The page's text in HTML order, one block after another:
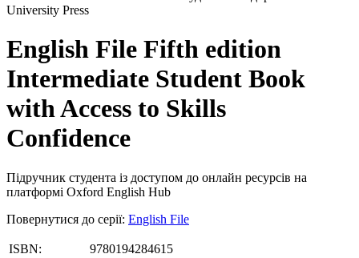
English File Fifth edition
Intermediate Student Book
with Access to Skills
Confidence
Підручник студента із доступом до онлайн ресурсів на
платформі Oxford English Hub
Повернутися до серії: English File
ISBN:
9780194284615